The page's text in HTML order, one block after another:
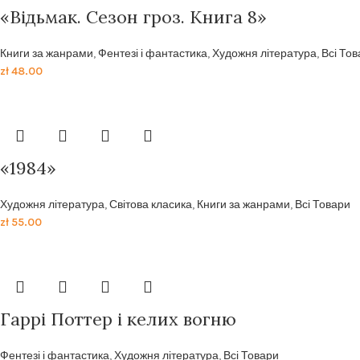
«Відьмак. Сезон гроз. Книга 8»
Книги за жанрами,Фентезі і фантастика,Художня література, Всі
zł48.00
«1984»
Художня література,Світова класика, Книги за жанрами, Всі Товари
zł 55.00
Гаррі Поттер і келих вогню
Фентезі і фантастика,Художня література, Всі Товари